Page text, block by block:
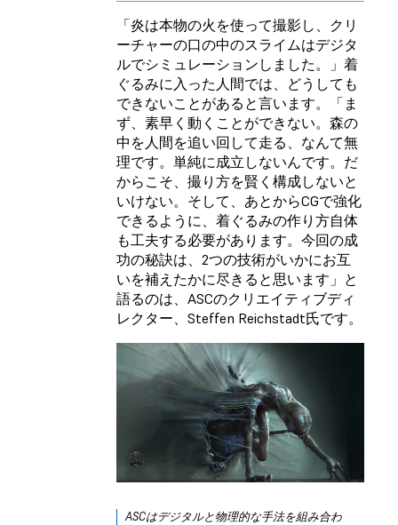
「炎は本物の火を使って撮影し、クリ
ーチャーの口の中のスライムはデジタ
ルでシミュレーションしました。」着
ぐるみに入った人間では、どうしても
できないことがあると言います。「ま
ず、素早く動くことができない。森の
中を人間を追い回して走る、なんて無
理です。単純に成立しないんです。だ
からこそ、撮り方を賢く構成しないと
いけない。そして、あとからCGで強化
できるように、着ぐるみの作り方自体
も工夫する必要があります。今回の成
功の秘訣は、2つの技術がいかにお互
いを補えたかに尽きると思います」と
語るのは、ASCのクリエイティブディ
レクター、Steffen Reichstadt氏です。
ASCはデジタルと物理的な手法を組み合わ